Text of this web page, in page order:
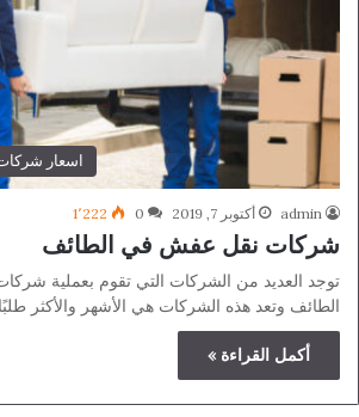
اسعار
admin أكتوبر 7, 2019 0 1٬222
شركات نقل عفش في الطائف
توجد العديد من الشركات التي تقوم بعملية
الطائف وتعد هذه الشركات هي الأشهر والأكثر
أكمل القراءة »